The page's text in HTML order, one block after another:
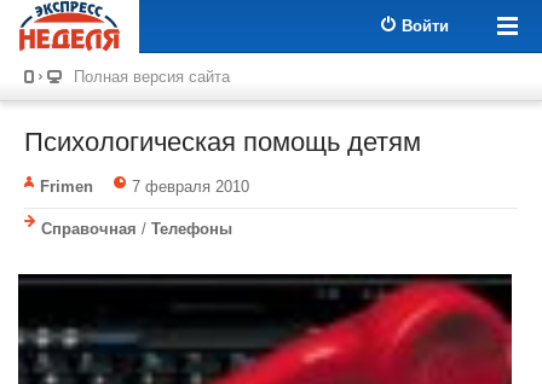
Войти
Полная версия сайта
Психологическая помощь детям
Frimen 7 февраля 2010
Справочная / Телефоны